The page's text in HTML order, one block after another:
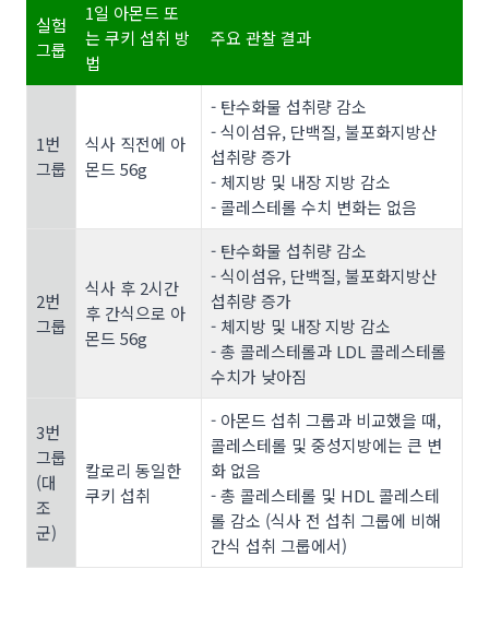
실험
그룹
1일 아몬드 또
는 쿠키 섭취 방
법
주요 관찰 결과
1번
그룹
식사 직전에 아
몬드 56g
- 탄수화물 섭취량 감소
- 식이섬유, 단백질, 불포화지방산
섭취량 증가
- 체지방 및 내장 지방 감소
- 콜레스테롤 수치 변화는 없음
2번
그룹
식사 후 2시간
후 간식으로 아
몬드 56g
- 탄수화물 섭취량 감소
- 식이섬유, 단백질, 불포화지방산
섭취량 증가
- 체지방 및 내장 지방 감소
- 총 콜레스테롤과 LDL 콜레스테롤
수치가 낮아짐
3번
그룹
(대
조
군)
칼로리 동일한
쿠키 섭취
- 아몬드 섭취 그룹과 비교했을 때,
콜레스테롤 및 중성지방에는 큰 변
화 없음
- 총 콜레스테롤 및 HDL 콜레스테
롤 감소 (식사 전 섭취 그룹에 비해
간식 섭취 그룹에서)